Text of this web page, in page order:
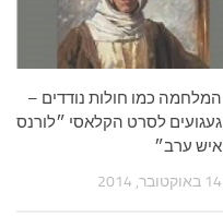
המלחמה כמו חולות נודדים –
געגועים לסרט הקלאסי ״לורנס
איש ערב״
14 באוקטובר, 2014